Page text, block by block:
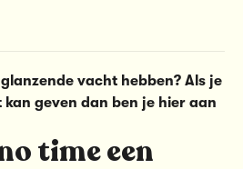
vacht hebben? Als je
geven dan ben je hier aan
time een